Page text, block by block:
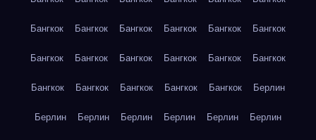
Бангкок Бангкок Бангкок Бангкок Бангкок Бангкок
Бангкок Бангкок Бангкок Бангкок Бангкок Бангкок
Бангкок Бангкок Бангкок Бангкок Бангкок Берлин
Берлин Берлин Берлин Берлин Берлин Берлин